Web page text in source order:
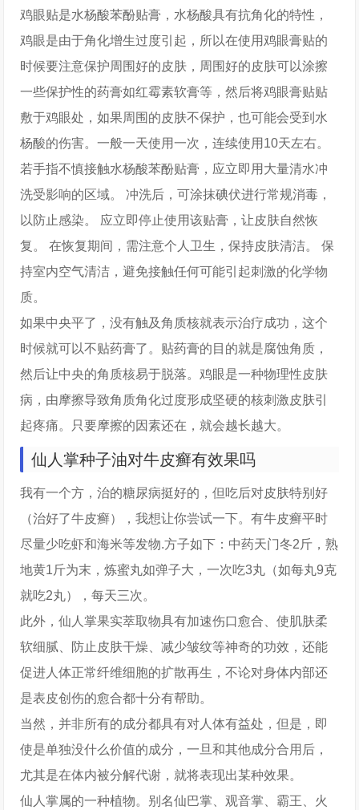
鸡眼贴是水杨酸苯酚贴膏，水杨酸具有抗角化的特性，
鸡眼是由于角化增生过度引起，所以在使用鸡眼膏贴的
时候要注意保护周围好的皮肤，周围好的皮肤可以涂擦
一些保护性的药膏如红霉素软膏等，然后将鸡眼膏贴贴
敷于鸡眼处，如果周围的皮肤不保护，也可能会受到水
杨酸的伤害。一般一天使用一次，连续使用10天左右。
若手指不慎接触水杨酸苯酚贴膏，应立即用大量清水冲
洗受影响的区域。 冲洗后，可涂抹碘伏进行常规消毒，
以防止感染。 应立即停止使用该贴膏，让皮肤自然恢
复。 在恢复期间，需注意个人卫生，保持皮肤清洁。 保
持室内空气清洁，避免接触任何可能引起刺激的化学物
质。
如果中央平了，没有触及角质核就表示治疗成功，这个
时候就可以不贴药膏了。贴药膏的目的就是腐蚀角质，
然后让中央的角质核易于脱落。鸡眼是一种物理性皮肤
病，由摩擦导致角质角化过度形成坚硬的核刺激皮肤引
起疼痛。只要摩擦的因素还在，就会越长越大。
仙人掌种子油对牛皮癣有效果吗
我有一个方，治的糖尿病挺好的，但吃后对皮肤特别好
（治好了牛皮癣），我想让你尝试一下。有牛皮癣平时
尽量少吃虾和海米等发物.方子如下：中药天门冬2斤，熟
地黄1斤为末，炼蜜丸如弹子大，一次吃3丸（如每丸9克
就吃2丸），每天三次。
此外，仙人掌果实萃取物具有加速伤口愈合、使肌肤柔
软细腻、防止皮肤干燥、减少皱纹等神奇的功效，还能
促进人体正常纤维细胞的扩散再生，不论对身体内部还
是表皮创伤的愈合都十分有帮助。
当然，并非所有的成分都具有对人体有益处，但是，即
使是单独没什么价值的成分，一旦和其他成分合用后，
尤其是在体内被分解代谢，就将表现出某种效果。
仙人掌属的一种植物。别名仙巴掌、观音掌、霸王、火